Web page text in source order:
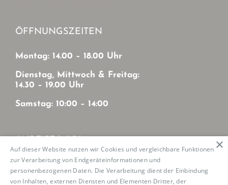
ÖFFNUNGSZEITEN
Montag: 14.00 – 18.00 Uhr
Dienstag, Mittwoch & Freitag:
14.30 – 19.00 Uhr
Samstag: 10:00 – 14:00
Mit MVV von München-Zentrum
U2: Haltestelle Josephsburg
Auf dieser Website nutzen wir Cookies und vergleichbare Funktionen
zur Verarbeitung von Endgeräteinformationen und
personenbezogenen Daten. Die Verarbeitung dient der Einbindung
von Inhalten, externen Diensten und Elementen Dritter, der
×